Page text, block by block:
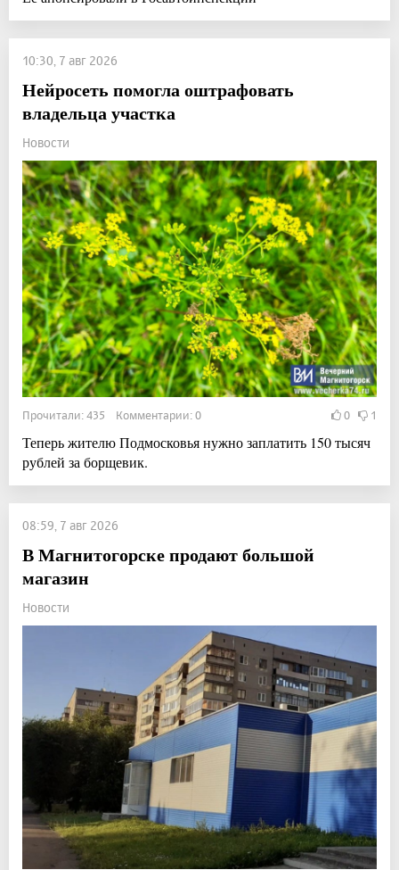
10:30, 7 авг 2026
Нейросеть помогла оштрафовать
владельца участка
Новости
Прочитали: 435 Комментарии: 0 0 1
Теперь жителю Подмосковья нужно заплатить 150 тысяч
рублей за борщевик.
08:59, 7 авг 2026
В Магнитогорске продают большой
магазин
Новости